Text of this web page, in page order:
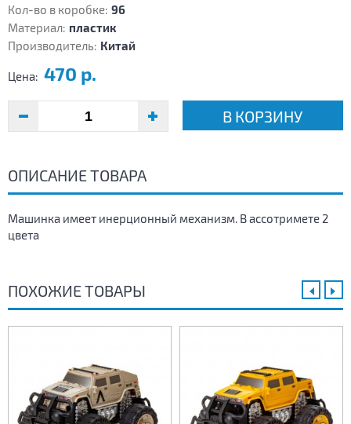
Кол-во в коробке: 96
Материал: пластик
Производитель: Китай
Цена: 470 р.
В КОРЗИНУ
ОПИСАНИЕ ТОВАРА
Машинка имеет инерционный механизм. В ассотримете 2
цвета
ПОХОЖИЕ ТОВАРЫ